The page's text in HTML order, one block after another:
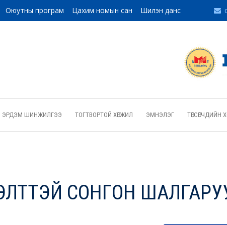
Оюутны програм Цахим номын сан Шилэн данс
ЭРДЭМ ШИНЖИЛГЭЭ ТОГТВОРТОЙ ХӨГЖИЛ ЭМНЭЛЭГ ТӨГСӨГЧДИЙН
СОНГОН